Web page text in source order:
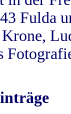
Fulda